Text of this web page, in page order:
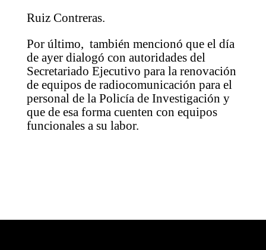
Ruiz Contreras.
Por último, también mencionó que el día
de ayer dialogó con autoridades del
Secretariado Ejecutivo para la renovación
de equipos de radiocomunicación para el
personal de la Policía de Investigación y
que de esa forma cuenten con equipos
funcionales a su labor.